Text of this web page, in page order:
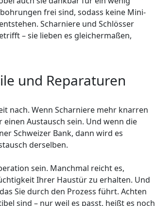
frei sind, sodass keine Mini-
Scharniere und Schlösser
– sie lieben es gleichermaßen,
und Reparaturen
nach. Wenn Scharniere mehr knarren
Austausch sein. Und wenn die
Schweizer Bank, dann wird es
derselben.
sein. Manchmal reicht es,
Ihrer Haustür zu erhalten. Und
Sie durch den Prozess führt. Achten
sind – nur weil es passt, heißt es noch